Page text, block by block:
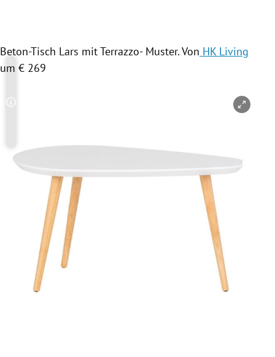
Beton-Tisch Lars mit Terrazzo- Muster. Von HK Living
um € 269
Copyright-Hinweis öffnen/schließen